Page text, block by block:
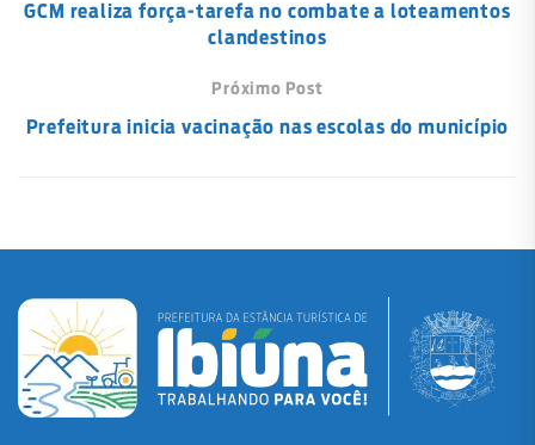
GCM realiza força-tarefa no combate a loteamentos
clandestinos
Próximo Post
Prefeitura inicia vacinação nas escolas do município